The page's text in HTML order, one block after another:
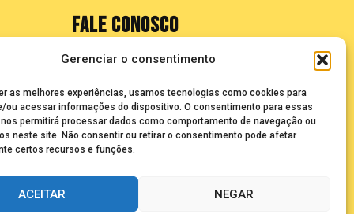
Gerenciar o consentimento
as melhores experiências, usamos tecnologias como cookies para
ou acessar informações do dispositivo. O consentimento para essas
permitirá processar dados como comportamento de navegação ou
neste site. Não consentir ou retirar o consentimento pode afetar
certos recursos e funções.
ACEITAR NEGAR
FALE CONOSCO
seuze@bancadasantigas.com